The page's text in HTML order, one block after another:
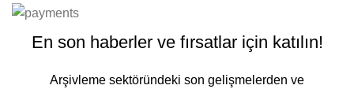
En son haberler ve fırsatlar için katılın!
Arşivleme sektöründeki son gelişmelerden ve